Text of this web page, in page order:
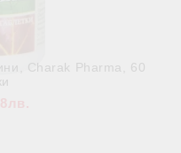
Charak Pharma, 60